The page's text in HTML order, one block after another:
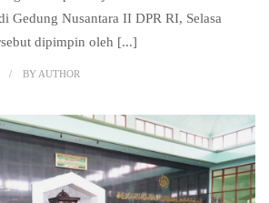
Gedung Nusantara II DPR RI, Selasa
dipimpin oleh [...]
BY AUTHOR